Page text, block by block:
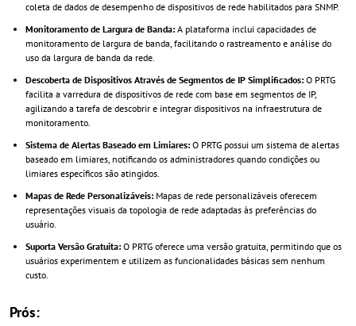
coleta de dados de desempenho de dispositivos de rede habilitados para SNMP.
Monitoramento de Largura de Banda: A plataforma inclui capacidades de
monitoramento de largura de banda, facilitando o rastreamento e análise do
uso da largura de banda da rede.
Descoberta de Dispositivos Através de Segmentos de IP Simplificados: O PRTG
facilita a varredura de dispositivos de rede com base em segmentos de IP,
agilizando a tarefa de descobrir e integrar dispositivos na infraestrutura de
monitoramento.
Sistema de Alertas Baseado em Limiares: O PRTG possui um sistema de alertas
baseado em limiares, notificando os administradores quando condições ou
limiares específicos são atingidos.
Mapas de Rede Personalizáveis: Mapas de rede personalizáveis oferecem
representações visuais da topologia de rede adaptadas às preferências do
usuário.
Suporta Versão Gratuita: O PRTG oferece uma versão gratuita, permitindo que os
usuários experimentem e utilizem as funcionalidades básicas sem nenhum
custo.
Prós: